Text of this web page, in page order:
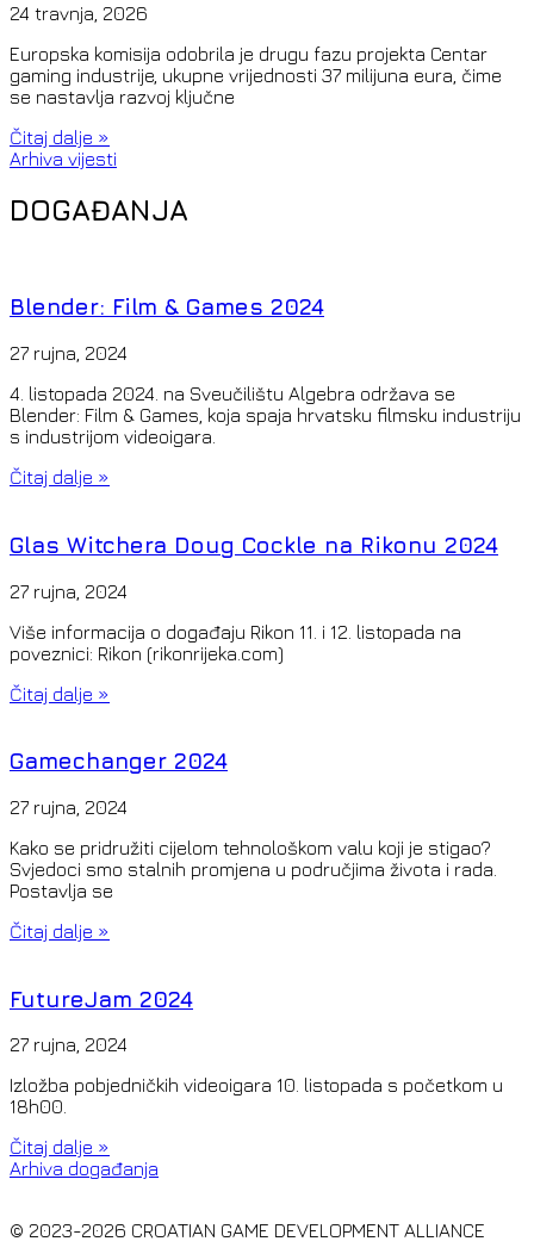
24 travnja, 2026
Europska komisija odobrila je drugu fazu projekta Centar
gaming industrije, ukupne vrijednosti 37 milijuna eura, čime
se nastavlja razvoj ključne
Čitaj dalje »
Arhiva vijesti
DOGAĐANJA
Blender: Film & Games 2024
27 rujna, 2024
4. listopada 2024. na Sveučilištu Algebra održava se
Blender: Film & Games, koja spaja hrvatsku filmsku industriju
s industrijom videoigara.
Čitaj dalje »
Glas Witchera Doug Cockle na Rikonu 2024
27 rujna, 2024
Više informacija o događaju Rikon 11. i 12. listopada na
poveznici: Rikon (rikonrijeka.com)
Čitaj dalje »
Gamechanger 2024
27 rujna, 2024
Kako se pridružiti cijelom tehnološkom valu koji je stigao?
Svjedoci smo stalnih promjena u područjima života i rada.
Postavlja se
Čitaj dalje »
FutureJam 2024
27 rujna, 2024
Izložba pobjedničkih videoigara 10. listopada s početkom u
18h00.
Čitaj dalje »
Arhiva događanja
© 2023-2026 CROATIAN GAME DEVELOPMENT ALLIANCE